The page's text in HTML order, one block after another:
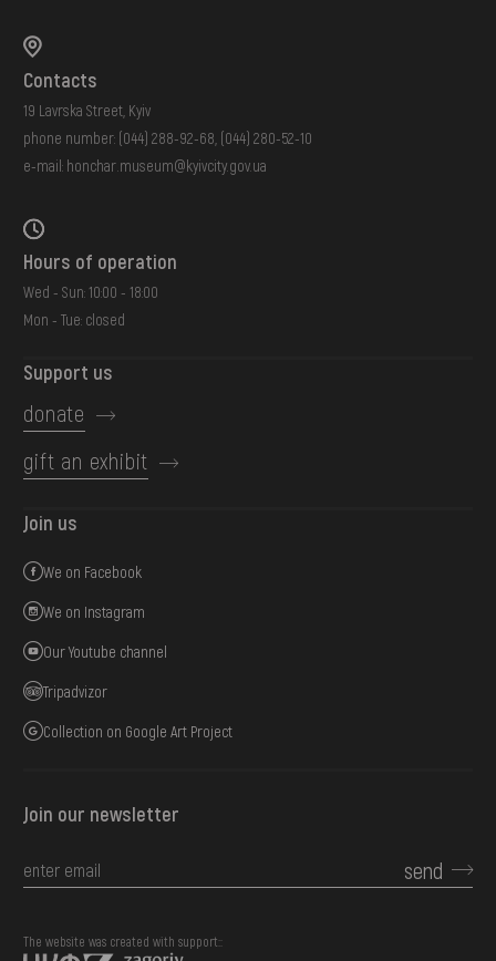
Contacts
19 Lavrska Street, Kyiv
phone number: (044) 288-92-68 (044) 280-52-10
e-mail: honchar.museum@kyivcity.gov.ua
Hours of operation
Wed - Sun: 10:00 - 18:00
Mon - Tue: closed
Support us
donate
gift an exhibit
Join us
We on Facebook
We on Instagram
Our Youtube channel
Tripadvizor
Collection on Google Art Project
Join our newsletter
send
The website was created with support::